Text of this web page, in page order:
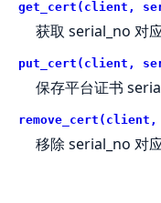
get_cert(client,
获取 serial_no 对
put_cert(client,
保存平台证书
移除 serial_no 对